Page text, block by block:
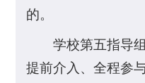
的。
学校第五指导
提前介入、全程参